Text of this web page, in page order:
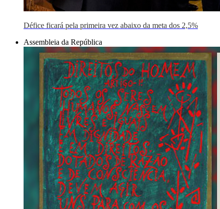
Défice ficará pela primeira vez abaixo da meta dos 2,5%
Assembleia da República